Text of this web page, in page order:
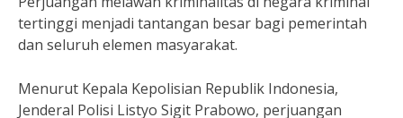
tertinggi menjadi tantangan besar bagi pemerintah
dan seluruh elemen masyarakat.
Menurut Kepala Kepolisian Republik Indonesia,
Jenderal Polisi Listyo Sigit Prabowo, perjuangan